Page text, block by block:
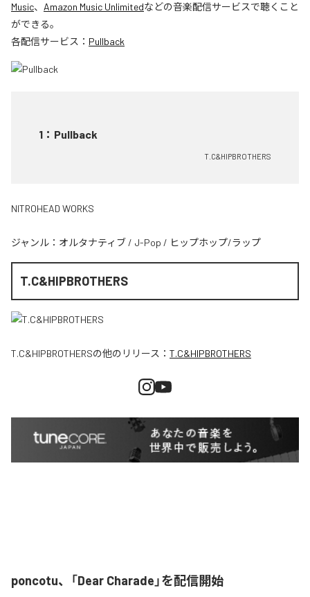
Music、 Amazon Music Unlimitedなどの音楽配信サービスで聴くこと
ができる。
各配信サービス： Pullback
1 ： Pullback
T.C&HIPBROTHERS
NITROHEAD WORKS
ジャンル： オルタナティブ / J-Pop / ヒップホップ/ラップ
T.C&HIPBROTHERS
T.C&HIPBROTHERSの他のリリース： T.C&HIPBROTHERS
poncotu、「Dear Charade」を配信開始